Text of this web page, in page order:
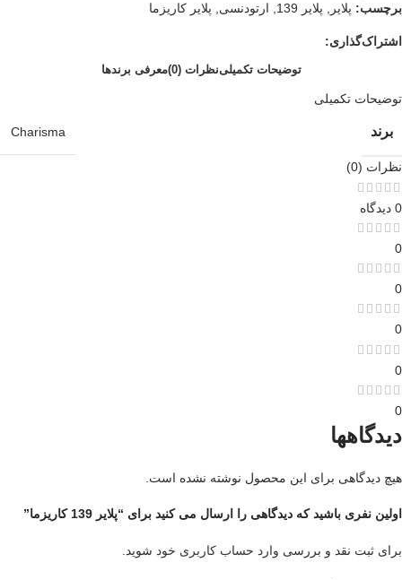
برچسب: پلایر , پلایر 139 , ارتودنسی, پلایر کاریزما
اشتراک‌گذاری:
توضیحات تکمیلینظرات (0) معرفی برند‌ها
توضیحات تکمیلی
برند Charisma
نظرات (0)
0 دیدگاه
0
0
0
0
0
دیدگاهها
هیچ دیدگاهی برای این محصول نوشته نشده است.
اولین نفری باشید که دیدگاهی را ارسال می کنید برای “پلایر 139 کاریزما”
برای ثبت نقد و بررسی وارد حساب کاربری خود شوید.